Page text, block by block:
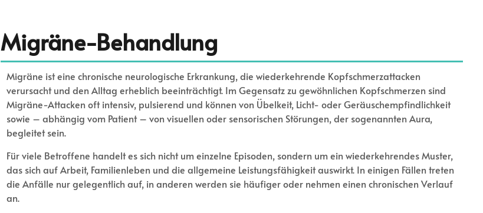
Migräne-Behandlung
Migräne ist eine chronische neurologische Erkrankung, die wiederkehrende Kopfschmerzattacken
verursacht und den Alltag erheblich beeinträchtigt. Im Gegensatz zu gewöhnlichen Kopfschmerzen sind
Migräne-Attacken oft intensiv, pulsierend und können von Übelkeit, Licht- oder Geräuschempfindlichkeit
sowie – abhängig vom Patient – von visuellen oder sensorischen Störungen, der sogenannten Aura,
begleitet sein.
Für viele Betroffene handelt es sich nicht um einzelne Episoden, sondern um ein wiederkehrendes Muster,
das sich auf Arbeit, Familienleben und die allgemeine Leistungsfähigkeit auswirkt. In einigen Fällen treten
die Anfälle nur gelegentlich auf, in anderen werden sie häufiger oder nehmen einen chronischen Verlauf
an.